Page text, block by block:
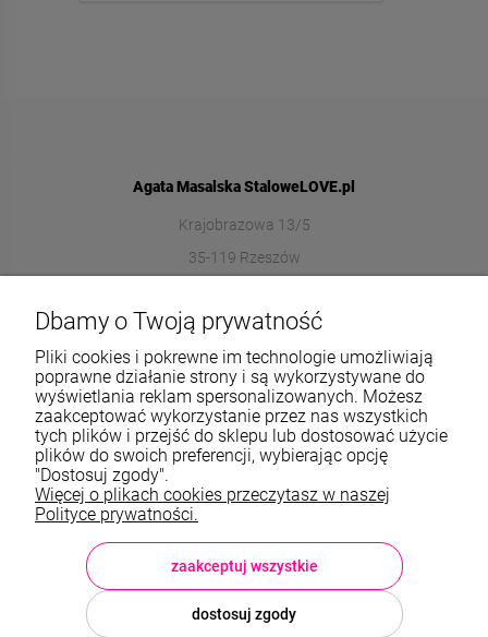
Agata Masalska StaloweLOVE.pl
Krajobrazowa 13/5
35-119 Rzeszów
572989669
Informacje
O nas
TWOJE KONTO
Sklep: StaloweLOVE, Krajobrazowa 13/5, 35-119 Rzeszów, woj.
podkarpackie, NIP: 8133612433, tel.:572 989 669
sklep@stalowelove.com.pl
Dbamy o Twoją prywatność
Pliki cookies i pokrewne im technologie umożliwiają
poprawne działanie strony i są wykorzystywane do
wyświetlania reklam spersonalizowanych. Możesz
zaakceptować wykorzystanie przez nas wszystkich
tych plików i przejść do sklepu lub dostosować użycie
plików do swoich preferencji, wybierając opcję
"Dostosuj zgody".
Więcej o plikach cookies przeczytasz w naszej
Polityce prywatności.
dostosuj zgody
zaakceptuj wszystkie